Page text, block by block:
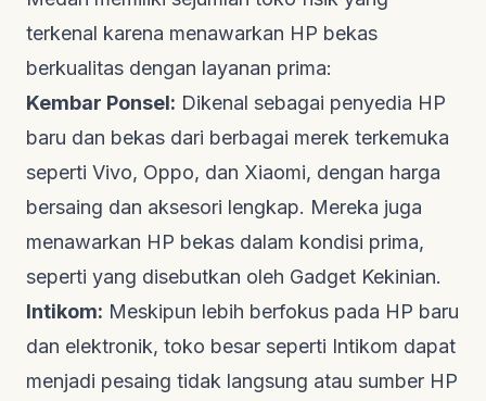
terkenal karena menawarkan HP bekas
berkualitas dengan layanan prima:
Kembar Ponsel: Dikenal sebagai penyedia HP
baru dan bekas dari berbagai merek terkemuka
seperti Vivo, Oppo, dan Xiaomi, dengan harga
bersaing dan aksesori lengkap. Mereka juga
menawarkan HP bekas dalam kondisi prima,
seperti yang disebutkan oleh Gadget Kekinian.
Intikom: Meskipun lebih berfokus pada HP baru
dan elektronik, toko besar seperti Intikom dapat
menjadi pesaing tidak langsung atau sumber HP